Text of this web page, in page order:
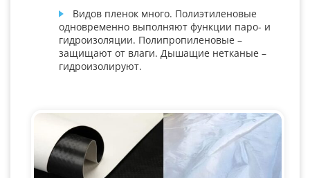
Видов пленок много. Полиэтиленовые
одновременно выполняют функции паро- и
гидроизоляции. Полипропиленовые –
защищают от влаги. Дышащие нетканые –
гидроизолируют.